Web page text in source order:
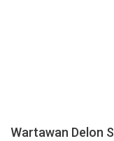
Wartawan Delon